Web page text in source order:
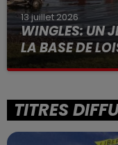
13 juillet 2026
WINGLES: UN
LA BASE DE
La victime a
TITRES